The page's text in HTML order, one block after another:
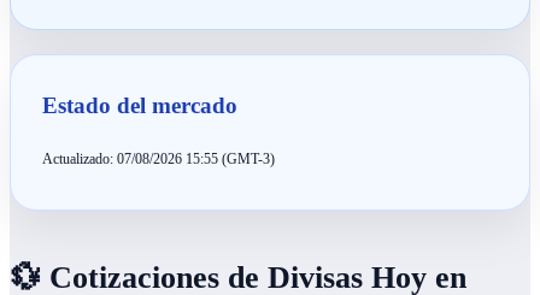
Estado del mercado
Actualizado: 07/08/2026 15:55 (GMT-3)
💱 Cotizaciones de Divisas Hoy en